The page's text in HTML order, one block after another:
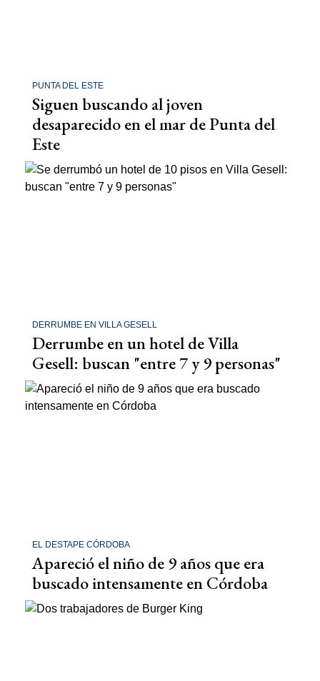
PUNTA DEL ESTE
Siguen buscando al joven
desaparecido en el mar de Punta del
Este
DERRUMBE EN VILLA GESELL
Derrumbe en un hotel de Villa
Gesell: buscan "entre 7 y 9 personas"
EL DESTAPE CÓRDOBA
Apareció el niño de 9 años que era
buscado intensamente en Córdoba